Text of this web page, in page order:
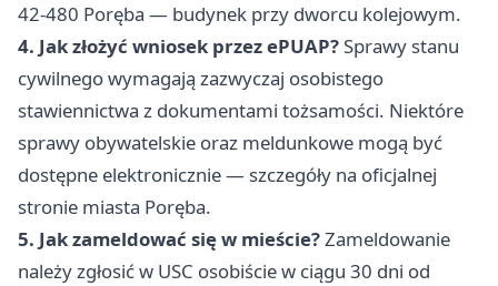
42-480 Poręba — budynek przy dworcu kolejowym.
4. Jak złożyć wniosek przez ePUAP?Sprawy stanu
cywilnego wymagają zazwyczaj osobistego
stawiennictwa z dokumentami tożsamości. Niektóre
sprawy obywatelskie oraz meldunkowe mogą być
dostępne elektronicznie — szczegóły na oficjalnej
stronie miasta Poręba.
5. Jak zameldować się w mieście?Zameldowanie
należy zgłosić w USC osobiście w ciągu 30 dni od